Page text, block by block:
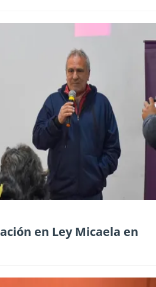
en Ley Micaela en